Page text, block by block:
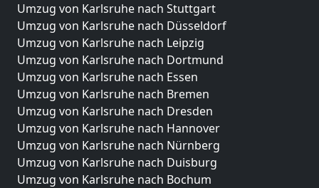
Umzug von Karlsruhe nach Stuttgart
Umzug von Karlsruhe nach Düsseldorf
Umzug von Karlsruhe nach Leipzig
Umzug von Karlsruhe nach Dortmund
Umzug von Karlsruhe nach Essen
Umzug von Karlsruhe nach Bremen
Umzug von Karlsruhe nach Dresden
Umzug von Karlsruhe nach Hannover
Umzug von Karlsruhe nach Nürnberg
Umzug von Karlsruhe nach Duisburg
Umzug von Karlsruhe nach Bochum